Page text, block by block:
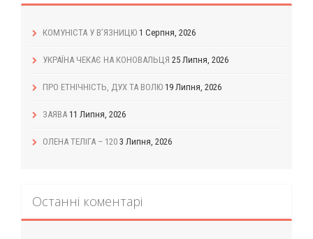
КОМУНІСТА У В’ЯЗНИЦЮ 1 Серпня, 2026
УКРАЇНА ЧЕКАЄ НА КОНОВАЛЬЦЯ 25 Липня, 2026
ПРО ЕТНІЧНІСТЬ, ДУХ ТА ВОЛЮ 19 Липня, 2026
ЗАЯВА 11 Липня, 2026
ОЛЕНА ТЕЛІГА – 120 3 Липня, 2026
Останні коментарі